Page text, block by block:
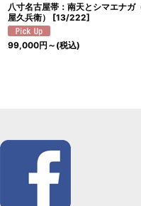
八寸名古屋帯：南天とシマエナガ
屋久兵衛）
[13/222]
99,000円 ～ (税込)